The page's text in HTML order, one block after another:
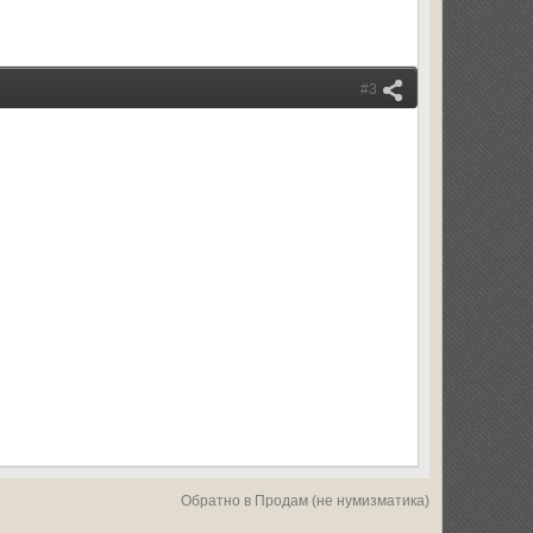
#3
Обратно в Продам (не нумизматика)